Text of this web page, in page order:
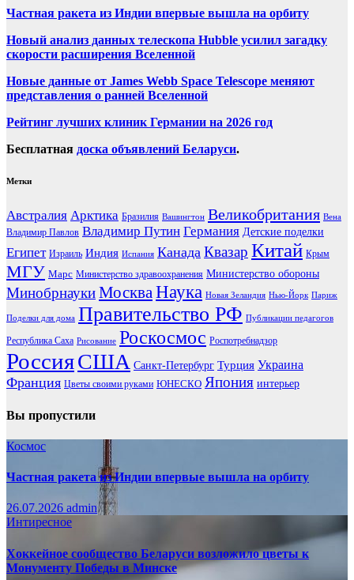
Частная ракета из Индии впервые вышла на орбиту
Новый анализ данных телескопа Hubble усилил загадку
скорости расширения Вселенной
Новые данные от James Webb Space Telescope меняют
представления о ранней Вселенной
Рейтинг лучших клиник Германии на 2026 год
Бесплатная доска объявлений Беларуси.
Метки
Австралия Арктика Бразилия Вашингтон Великобритания Вена
Владимир Павлов Владимир Путин Германия Детские поделки
Египет Израиль Индия Испания Канада Квазар Китай Крым
МГУ Марс Министерство здравоохранения Министерство обороны
МинобрнаукиМоскваНаука Новая Зеландия Нью-Йорк Париж
Поделки для дома Правительство РФ Публикации педагогов
Республика Саха Рисование Роскосмос Роспотребнадзор
РоссияСША Санкт-Петербург Турция Украина
Франция Цветы своими руками ЮНЕСКО Япония интерьер
Вы пропустили
Космос
Частная ракета из Индии впервые вышла на орбиту
26.07.2026 admin
Интиресное
Хоккейное сообщество Беларуси возложило цветы к
Монументу Победы в Минске